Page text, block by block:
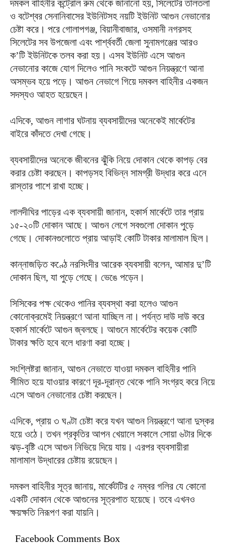
দমকল বাহিনীর কন্ট্রোল রুম থেকে জানানো হয়, সিলেটের তালতলা
ও বটেশ্বর সেনানিবাসের ইউনিটসহ নয়টি ইউনিট আগুন নেভানোর
চেষ্টা করে। পরে গোলাপগঞ্জ, বিয়ানীবাজার, ওসমানী নগরসহ
সিলেটের সব উপজেলা এবং পার্শ্ববর্তী জেলা সুনামগঞ্জের আরও
ক’টি ইউনিটকে তলব করা হয়। এসব ইউনিট এসে আগুন
নেভানোর কাজে যোগ দিলেও পানি সংকটে আগুন নিয়ন্ত্রণে আনা
অসম্ভব হয়ে পড়ে। আগুন নেভাগে গিয়ে দমকল বাহিনীর একজন
সদস্যও আহত হয়েছেন।
এদিকে, আগুন লাগার ঘটনায় ব্যবসায়ীদের অনেকেই মার্কেটের
বাইরে কাঁদতে দেখা গেছে।
ব্যবসায়ীদের অনেকে জীবনের ঝুঁকি নিয়ে দোকান থেকে কাপড় বের
করার চেষ্টা করছেন। কাপড়সহ বিভিন্ন সামগ্রী উদ্ধার করে এনে
রাস্তার পাশে রাখা হচ্ছে।
লালদীঘির পাড়ের এক ব্যবসায়ী জানান, হকার্স মার্কেটে তার প্রায়
১৫-২০টি দোকান আছে। আগুন লেগে সবগুলো দোকান পুড়ে
গেছে। দোকানগুলোতে প্রায় আড়াই কোটি টাকার মালামাল ছিল।
কান্নাজড়িত কণ্ঠে নরসিংদীর আরেক ব্যবসায়ী বলেন, আমার দু’টি
দোকান ছিল, যা পুড়ে গেছে। ভেঙে পড়েন।
সিসিকের পক্ষ থেকেও পানির ব্যবস্থা করা হলেও আগুন
কোনোক্রমেই নিয়ন্ত্রণে আনা যাচ্ছিল না। পর্যন্ত দাউ দাউ করে
হকার্স মার্কেটে আগুন জ্বলছে। আগুনে মার্কেটের কয়েক কোটি
টাকার ক্ষতি হবে বলে ধারণা করা হচ্ছে।
সংশ্লিষ্টরা জানান, আগুন নেভাতে যাওয়া দমকল বাহিনীর পানি
সীমিত হয়ে যাওয়ার কারণে দূর-দূরান্ত থেকে পানি সংগ্রহ করে নিয়ে
এসে আগুন নেভানোর চেষ্টা করছেন।
এদিকে, প্রায় ৩ ঘণ্টা চেষ্টা করে যখন আগুন নিয়ন্ত্রণে আনা দুস্কর
হয়ে ওঠে। তখন প্রকৃতির আপন খেয়ালে সকালে সোয়া ৬টার দিকে
ঝড়-বৃষ্টি এসে আগুন নিভিয়ে দিয়ে যায়। এরপর ব্যবসায়ীরা
মালামাল উদ্ধারের চেষ্টায় রয়েছেন।
দমকল বাহিনীর সূত্র জানায়, মার্কেটটির ৫ নম্বর গলির যে কোনো
একটি দোকান থেকে আগুনের সূত্রপাত হয়েছে। তবে এখনও
ক্ষয়ক্ষতি নিরূপণ করা যায়নি।
Facebook Comments Box